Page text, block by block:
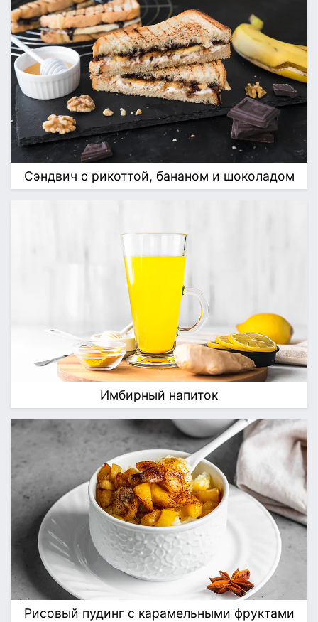
Сэндвич с рикоттой, бананом и шоколадом
Имбирный напиток
Рисовый пудинг с карамельными фруктами